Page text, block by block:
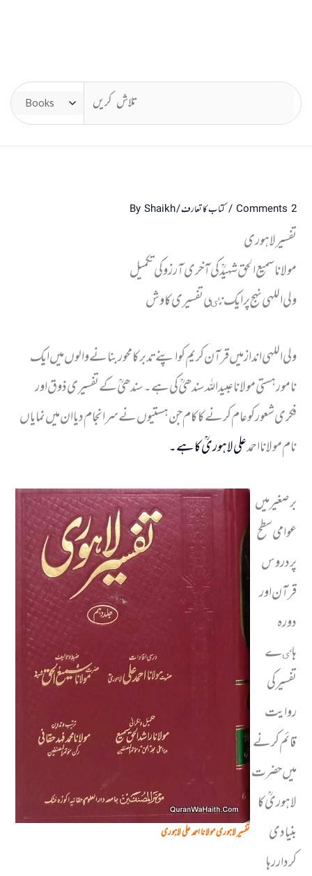
2 Comments
/کتاب کا تعارف/ By
Shaikh
تفسیر لاہوری
مولانا سمیع الحق شہیدؒ کی آخری آرزو کی تکمیل
ولی اللہی نہج پر ایک نٸی تفسیری کاوش
ولی اللہی انداز میں قرآن کریم کو اپنے تدبر کا محور بنانے والوں میں ایک
نامور ہستی مولانا عبید اللہ سندھیؒ کی ہے۔ سندھیؒ کے تفسیری ذوق اور
فکری شعور کو عام کرنے کا کام جن ہستیوں نے سرانجام دیا ان میں نمایاں
نام مولانا احمدعلی لاہوریؒ کا ہے۔
تفسیر لاہوری مولانا احمد علی لاہوری
برصغیر میں
عوامی سطح
پر دروس
قرآن اور
دورہ
ہاٸے
تفسیر کی
روایت
قائم کرنے
میں حضرت
لاہوریؒ کا
بنیادی
کردار رہا